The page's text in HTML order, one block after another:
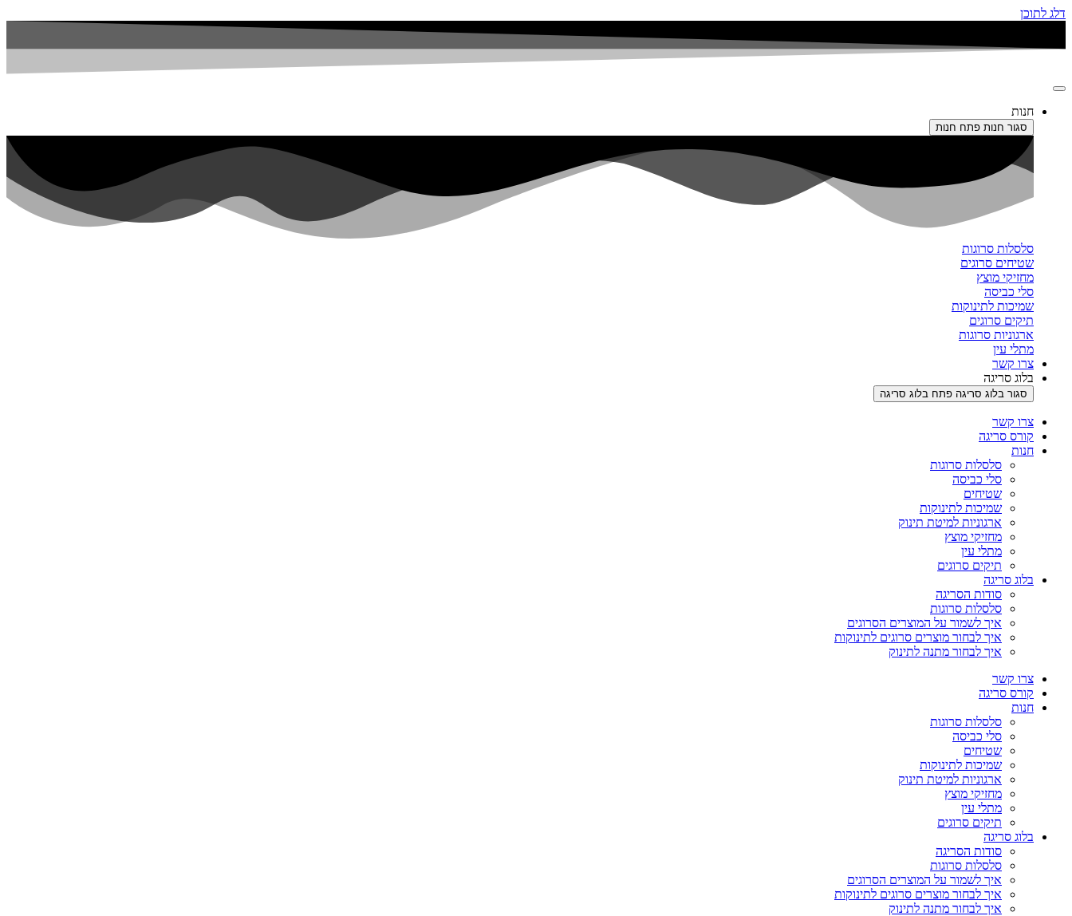
דלג לתוכן
חנות
סגור חנות פתח חנות
סלסלות סרוגות
שטיחים סרוגים
מחזיקי מוצץ
סלי כביסה
שמיכות לתינוקות
תיקים סרוגים
ארגוניות סרוגות
מתלי עין
צרו קשר
בלוג סריגה
סגור בלוג סריגה פתח בלוג סריגה
צרו קשר
קורס סריגה
חנות
סלסלות סרוגות
סלי כביסה
שטיחים
שמיכות לתינוקות
ארגוניות למיטת תינוק
מחזיקי מוצץ
מתלי עין
תיקים סרוגים
בלוג סריגה
סודות הסריגה
סלסלות סרוגות
איך לשמור על המוצרים הסרוגים
איך לבחור מוצרים סרוגים לתינוקות
איך לבחור מתנה לתינוק
צרו קשר
קורס סריגה
חנות
סלסלות סרוגות
סלי כביסה
שטיחים
שמיכות לתינוקות
ארגוניות למיטת תינוק
מחזיקי מוצץ
מתלי עין
תיקים סרוגים
בלוג סריגה
סודות הסריגה
סלסלות סרוגות
איך לשמור על המוצרים הסרוגים
איך לבחור מוצרים סרוגים לתינוקות
איך לבחור מתנה לתינוק